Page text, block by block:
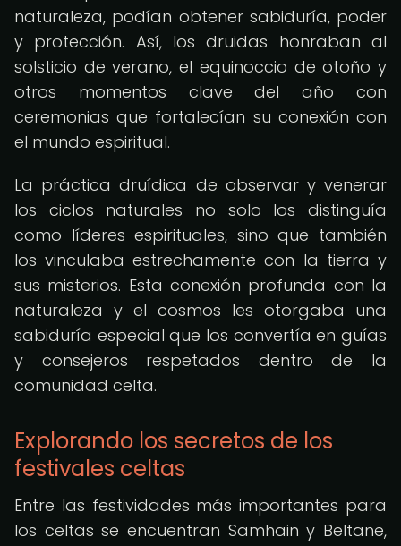
naturaleza, podían obtener sabiduría, poder
y protección. Así, los druidas honraban al
solsticio de verano, el equinoccio de otoño y
otros momentos clave del año con
ceremonias que fortalecían su conexión con
el mundo espiritual.
La práctica druídica de observar y venerar
los ciclos naturales no solo los distinguía
como líderes espirituales, sino que también
los vinculaba estrechamente con la tierra y
sus misterios. Esta conexión profunda con la
naturaleza y el cosmos les otorgaba una
sabiduría especial que los convertía en guías
y consejeros respetados dentro de la
comunidad celta.
Explorando los secretos de los
festivales celtas
Entre las festividades más importantes para
los celtas se encuentran Samhain y Beltane,